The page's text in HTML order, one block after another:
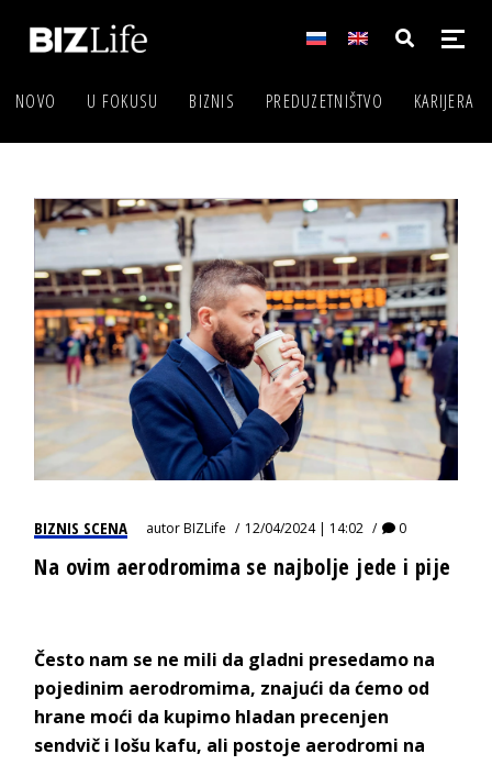
NOVO U FOKUSU BIZNIS PREDUZETNIŠTVO KARIJERA
BIZNIS SCENA autorBIZLife 12/04/2024 | 14:02 0
Na ovim aerodromima se najbolje jede i pije
Često nam se ne mili da gladni presedamo na
pojedinim aerodromima, znajući da ćemo od
hrane moći da kupimo hladan precenjen
sendvič i lošu kafu, ali postoje aerodromi na